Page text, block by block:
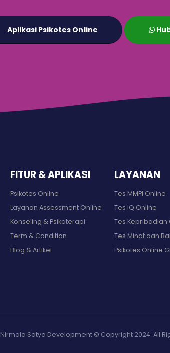
Aplikasi Psikotes Online
FITUR & APLIKASI
Psikotes Online
Layanan Assessment Online
Konseling & Psikoterapi
Term & Condition
Blog & Artikel
LAYANAN
Tes MMPI Online
Tes IQ Online
Tes Kepribadian
Tes Minat dan
Psikotes Online
Nirmala Satya Development © Copyright 2024. All